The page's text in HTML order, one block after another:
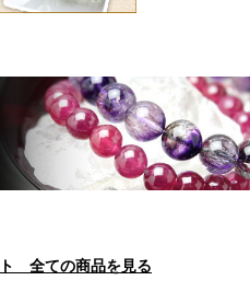
全ての商品を見る